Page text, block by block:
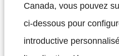
Canada, vous pouvez
ci-dessous pour
introductive